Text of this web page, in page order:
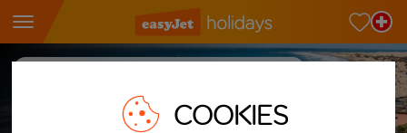
Ferien in Maspalomas
COOKIES